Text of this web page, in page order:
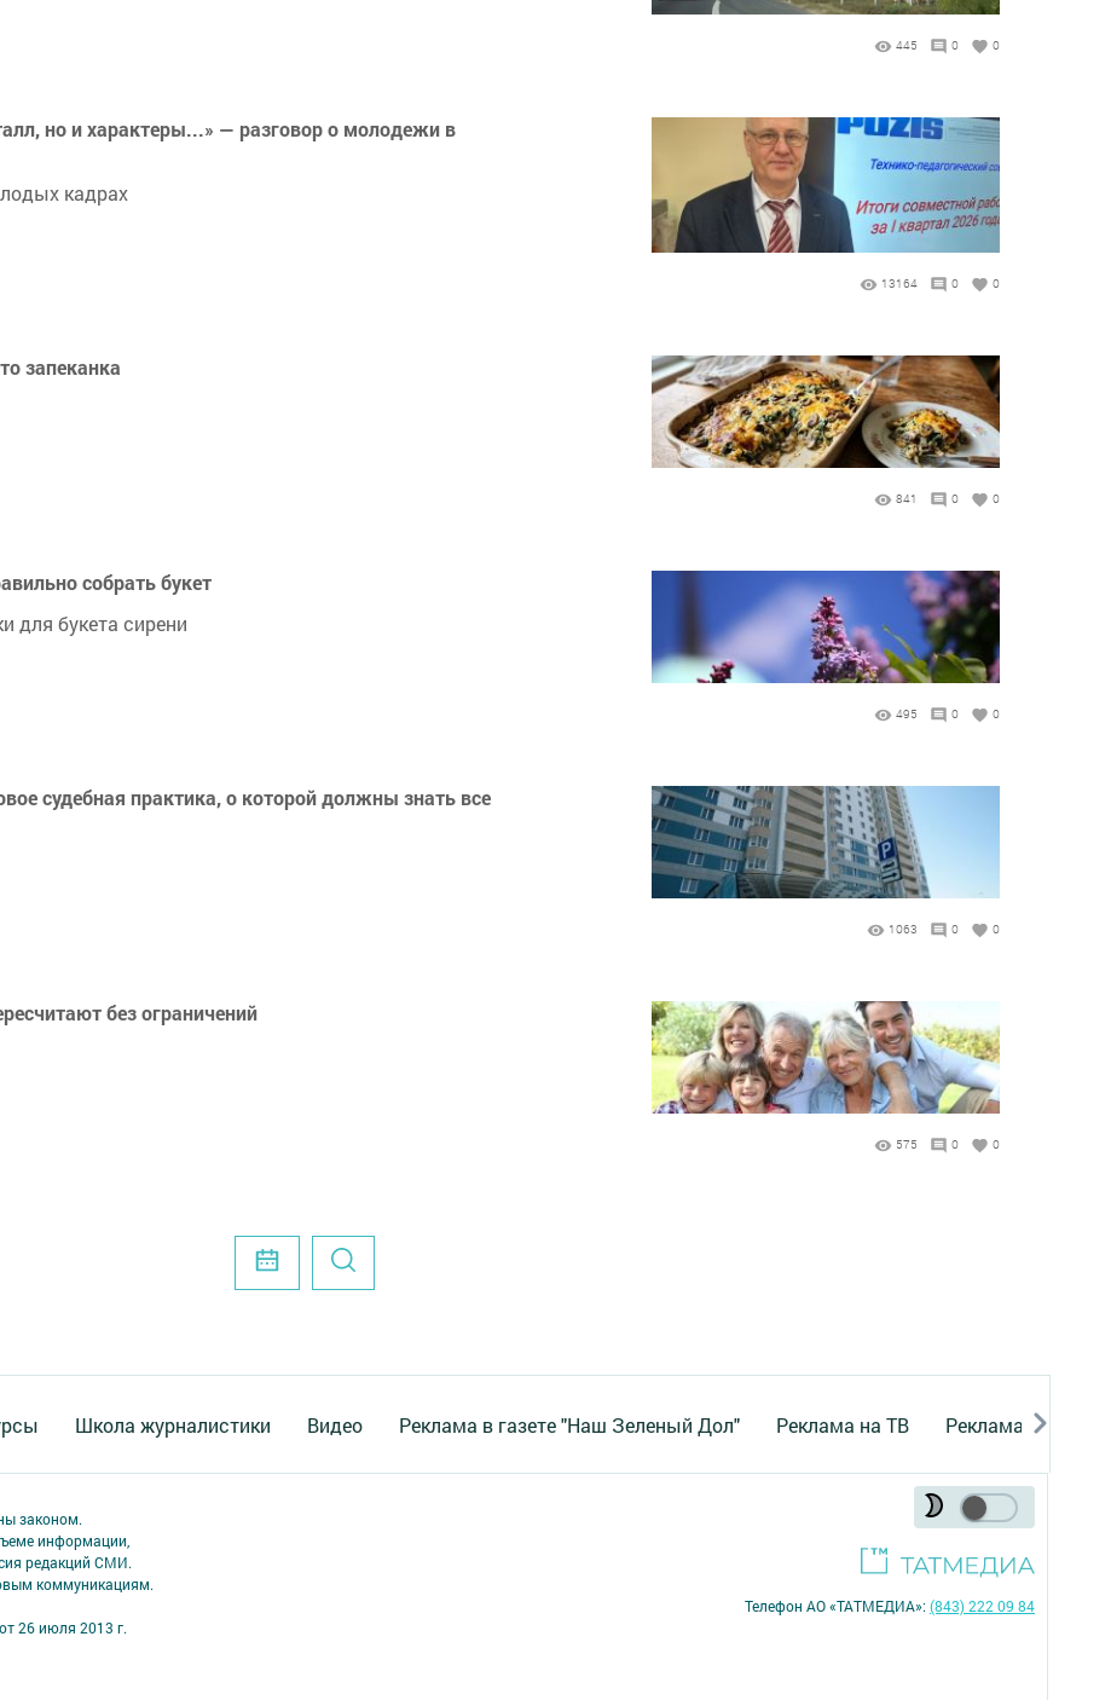
445 0 0
но и характеры...» — разговор о молодежи в
кадрах
13164 0 0
запеканка
841 0 0
собрать букет
для букета сирени
495 0 0
судебная практика, о которой должны знать все
1063 0 0
без ограничений
575 0 0
Школа журналистики Видео Реклама в газете "Наш Зеленый Дол" Реклама на ТВ Реклама в
законом.
информации,
редакций СМИ.
коммуникациям.
26 июля 2013 г.
Телефон АО «ТАТМЕДИА»:(843) 222 09 84